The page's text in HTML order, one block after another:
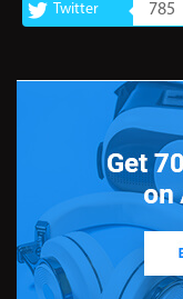
Twitter 785